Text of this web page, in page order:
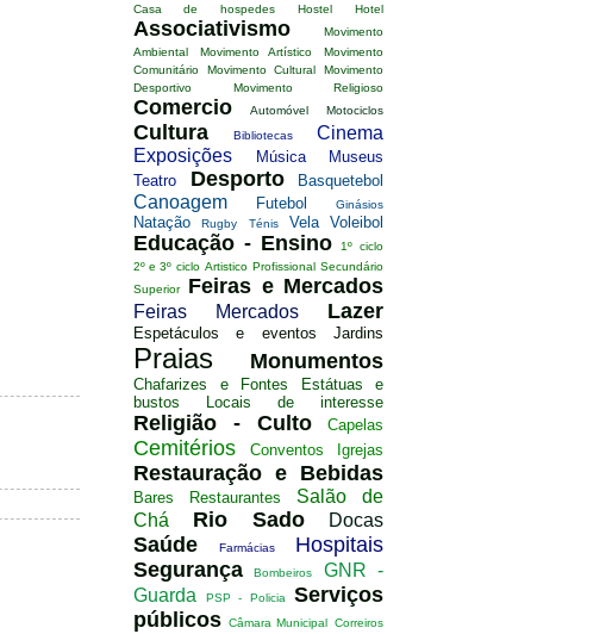
Casa de hospedes Hostel Hotel
Associativismo
Movimento
Ambiental
Movimento Artístico
Movimento
Comunitário
Movimento Cultural
Movimento
Desportivo
Movimento Religioso
Comercio Automóvel Motociclos
Cultura Bibliotecas
Cinema
Exposições
Música
Museus
Teatro
Desporto Basquetebol
Canoagem Futebol Ginásios
Natação Rugby Ténis Vela Voleibol
Educação - Ensino
1º ciclo
2º e 3º ciclo Artistico Profissional Secundário
Superior
Feiras e Mercados
Feiras Mercados Lazer
Espetáculos e eventos Jardins
Praias Monumentos
Chafarizes e Fontes
Estátuas e
bustos
Locais de interesse
Religião - Culto Capelas
Cemitérios Conventos Igrejas
Restauração e Bebidas
Bares Restaurantes
Salão de
Chá
Rio Sado Docas
Saúde Farmácias
Hospitais
Segurança
Bombeiros
GNR -
Guarda
PSP - Policia
Serviços
públicos Câmara Municipal Correiros